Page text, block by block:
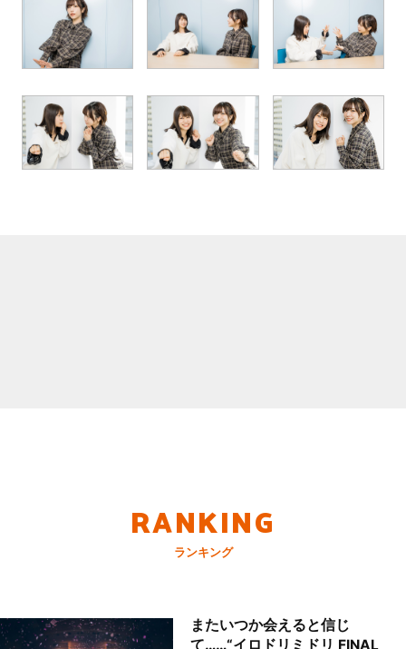
RANKING
ランキング
またいつか会えると信じ
て……“イロドリミドリ FINAL